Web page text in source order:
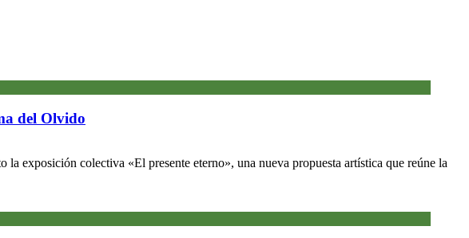
del Olvido
exposición colectiva «El presente eterno», una nueva propuesta artística que reúne la